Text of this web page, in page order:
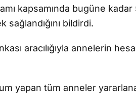
kapsamında bugüne
bildirdi.
aracılığıyla annelerin
yapan tüm anneler